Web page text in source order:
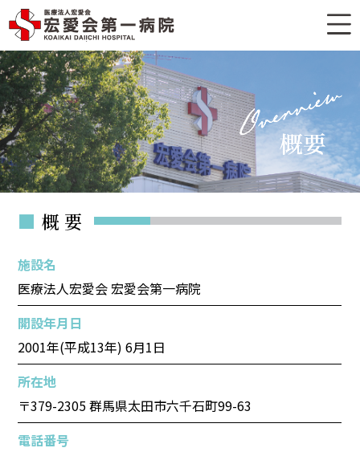
■ 概 要
施設名
医療法人宏愛会 宏愛会第一病院
開設年月日
2001年(平成13年) 6月1日
所在地
〒379-2305 群馬県太田市六千石町99-63
電話番号